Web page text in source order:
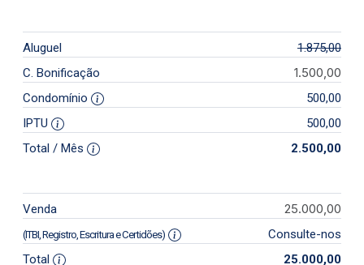
Aluguel
1.875,00
C. Bonificação
1.500,00
Condomínio
500,00
IPTU
500,00
Total / Mês
2.500,00
Venda 25.000,00
(ITBI, Registro, Escritura e Certidões)
Consulte-nos
Total
25.000,00